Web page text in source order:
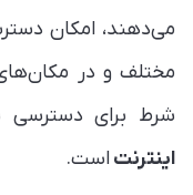
می‌دهند، امکان
مختلف و در
شرط برای دسترسی
اینترنت است.